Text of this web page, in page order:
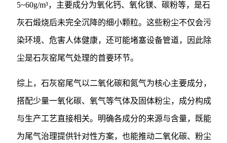
5~60g/m³，主要成分为氧化钙、氧化镁、碳粉等，是石
灰石煅烧后未完全沉降的细小颗粒。这些粉尘不仅会污
染环境、危害人体健康，还可能堵塞设备管道，因此除
尘是石灰窑尾气处理的首要环节。
综上，石灰窑尾气以二氧化碳和氮气为核心主要成分，
搭配少量一氧化碳、氧气等气体及固体粉尘，成分构成
与生产工艺直接相关。明确各成分的来源与含量，既能
为尾气治理提供针对性方案，也能推动二氧化碳、粉尘